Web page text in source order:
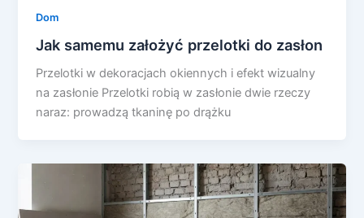
Dom
Jak samemu założyć przelotki do zasłon
Przelotki w dekoracjach okiennych i efekt wizualny
na zasłonie Przelotki robią w zasłonie dwie rzeczy
naraz: prowadzą tkaninę po drążku